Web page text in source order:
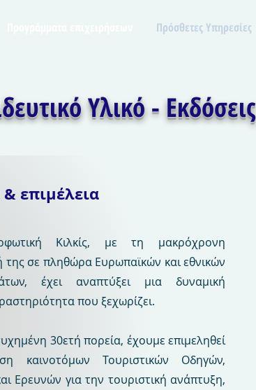
Πρόσθετες Υπηρεσίες
Υλικό - Εκδόσεις
επιμέλεια
Κιλκίς, με τη μακρόχρονη
της σε πληθώρα Ευρωπαϊκών και εθνικών
έχει αναπτύξει μια δυναμική
που ξεχωρίζει.
30ετή πορεία, έχουμε επιμεληθεί
καινοτόμων Τουριστικών Οδηγών,
Ερευνών για την τουριστική ανάπτυξη,